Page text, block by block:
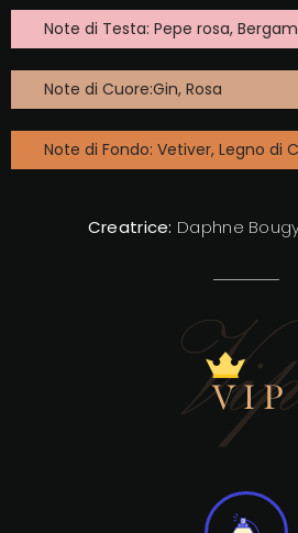
Note di Testa: Pepe rosa,
Note di Cuore:Gin, Rosa
Note di Fondo: Vetiver, Legno di
Creatrice: Daphne